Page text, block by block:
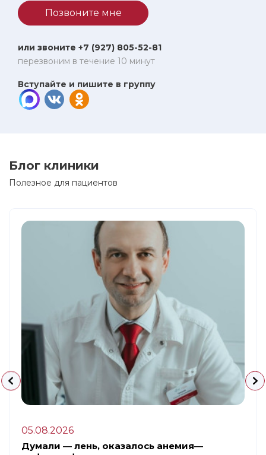
Позвоните мне
или звоните +7 (927) 805-52-81
перезвоним в течение 10 минут
Вступайте и пишите в группу
Блог клиники
Полезное для пациентов
05.08.2026
Думали — лень, оказалось анемия—